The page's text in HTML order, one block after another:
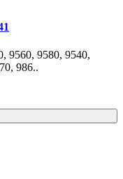
9560, 9580, 9540,
986..